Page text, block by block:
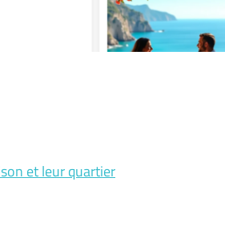
et leur quartier